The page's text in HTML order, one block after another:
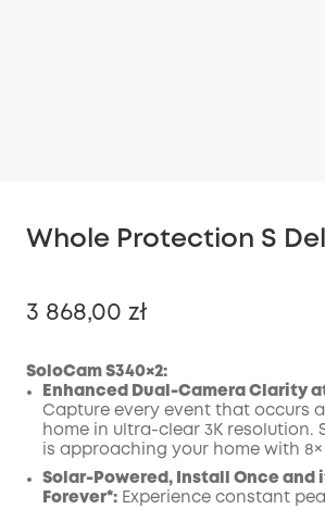
Whole Protection S
3 868,00 zł
Wyłączony
Kod:
SoloCam S340×2:
Enhanced Dual-Camera Clarity
Capture every event that occurs
home in ultra-clear 3K resolution.
is approaching your home with 8×
Solar-Powered, Install Once and
Forever*: Experience constant